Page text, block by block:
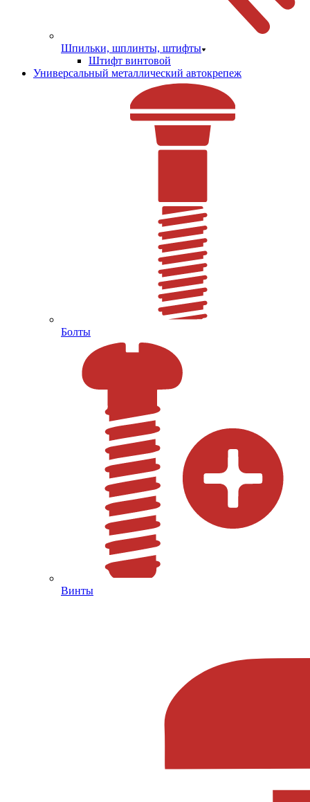
Шпильки, шплинты, штифты
Штифт винтовой
Универсальный металлический автокрепеж
Болты
Винты